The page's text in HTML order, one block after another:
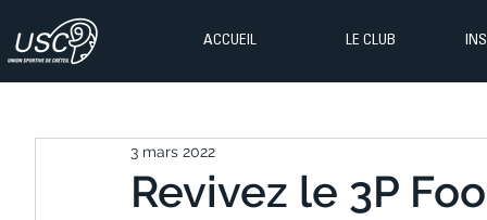
ACCUEIL LE CLUB
Revivez le 3P
3 mars 2022